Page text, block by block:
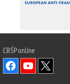
CBŚPonline